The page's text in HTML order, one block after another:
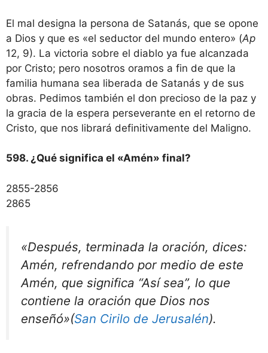
El mal designa la persona de Satanás, que se opone
a Dios y que es «el seductor del mundo entero» (Ap
12, 9). La victoria sobre el diablo ya fue alcanzada
por Cristo; pero nosotros oramos a fin de que la
familia humana sea liberada de Satanás y de sus
obras. Pedimos también el don precioso de la paz y
la gracia de la espera perseverante en el retorno de
Cristo, que nos librará definitivamente del Maligno.
598. ¿Qué significa el «Amén» final?
2855-2856
2865
«Después, terminada la oración, dices:
Amén, refrendando por medio de este
Amén, que significa “Así sea”, lo que
contiene la oración que Dios nos
enseñó»(San Cirilo de Jerusalén).